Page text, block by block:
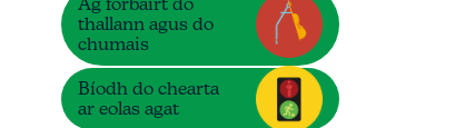
thallann agus do
chumais
Bíodh do chearta
ar eolas agat